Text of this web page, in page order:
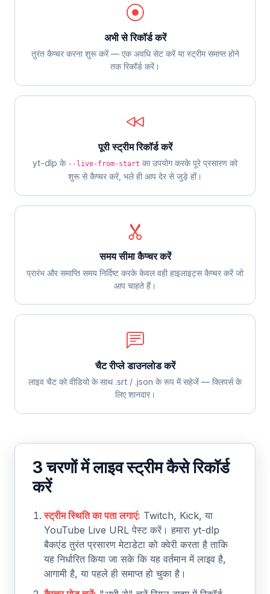
अभी से रिकॉर्ड करें
तुरंत कैप्चर करना शुरू करें — एक अवधि सेट करें या स्ट्रीम समाप्त होने
तक रिकॉर्ड करें।
पूरी स्ट्रीम रिकॉर्ड करें
yt-dlp के --live-from-start का उपयोग करके पूरे प्रसारण को
शुरू से कैप्चर करें, भले ही आप देर से जुड़े हों।
समय सीमा कैप्चर करें
प्रारंभ और समाप्ति समय निर्दिष्ट करके केवल वही हाइलाइट्स कैप्चर करें जो
आप चाहते हैं।
चैट रीप्ले डाउनलोड करें
लाइव चैट को वीडियो के साथ .srt / .json के रूप में सहेजें — क्लिपर्स के
लिए शानदार।
3 चरणों में लाइव स्ट्रीम कैसे रिकॉर्ड
करें
स्ट्रीम स्थिति का पता लगाएं: Twitch, Kick, या
YouTube Live URL पेस्ट करें। हमारा yt-dlp
बैकएंड तुरंत प्रसारण मेटाडेटा को क्वेरी करता है ताकि
यह निर्धारित किया जा सके कि यह वर्तमान में लाइव है,
आगामी है, या पहले ही समाप्त हो चुका है।